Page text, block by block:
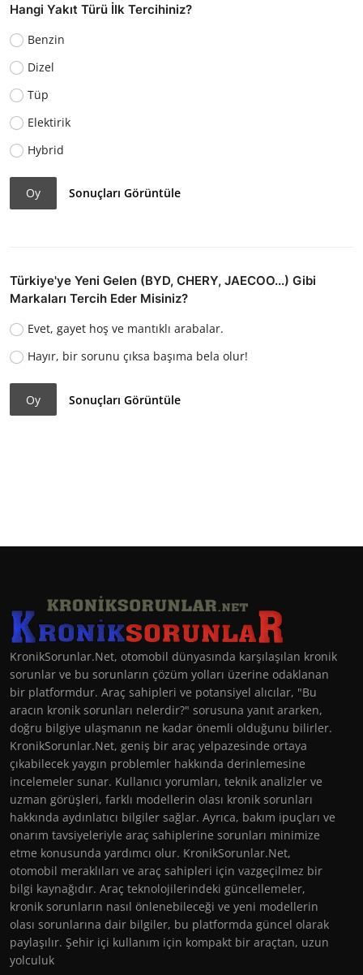
Hangi Yakıt Türü İlk Tercihiniz?
Benzin
Dizel
Tüp
Elektirik
Hybrid
Oy Sonuçları Görüntüle
Türkiye'ye Yeni Gelen (BYD, CHERY, JAECOO...) Gibi
Markaları Tercih Eder Misiniz?
Evet, gayet hoş ve mantıklı arabalar.
Hayır, bir sorunu çıksa başıma bela olur!
Oy Sonuçları Görüntüle
KronikSorunlar.Net, otomobil dünyasında karşılaşılan kronik
sorunlar ve bu sorunların çözüm yolları üzerine odaklanan
bir platformdur. Araç sahipleri ve potansiyel alıcılar, "Bu
aracın kronik sorunları nelerdir?" sorusuna yanıt ararken,
doğru bilgiye ulaşmanın ne kadar önemli olduğunu bilirler.
KronikSorunlar.Net, geniş bir araç yelpazesinde ortaya
çıkabilecek yaygın problemler hakkında derinlemesine
incelemeler sunar. Kullanıcı yorumları, teknik analizler ve
uzman görüşleri, farklı modellerin olası kronik sorunları
hakkında aydınlatıcı bilgiler sağlar. Ayrıca, bakım ipuçları ve
onarım tavsiyeleriyle araç sahiplerine sorunları minimize
etme konusunda yardımcı olur. KronikSorunlar.Net,
otomobil meraklıları ve araç sahipleri için vazgeçilmez bir
bilgi kaynağıdır. Araç teknolojilerindeki güncellemeler,
kronik sorunların nasıl önlenebileceği ve yeni modellerin
olası sorunlarına dair bilgiler, bu platformda güncel olarak
paylaşılır. Şehir içi kullanım için kompakt bir araçtan, uzun
yolculuk